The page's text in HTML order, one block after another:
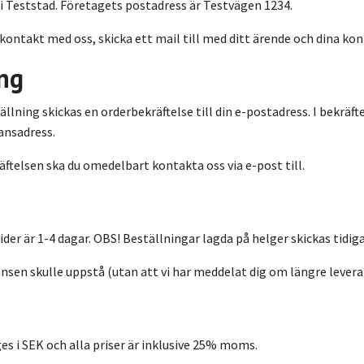
Företagets postadress är Testvägen 1234.
med oss, skicka ett mail till med ditt ärende och dina
skickas en orderbekräftelse till din e-postadress. I
ska du omedelbart kontakta oss via e-post till.
är 1-4 dagar. OBS! Beställningar lagda på helger skickas
skulle uppstå (utan att vi har meddelat dig om längre
i SEK och alla priser är inklusive 25% moms.